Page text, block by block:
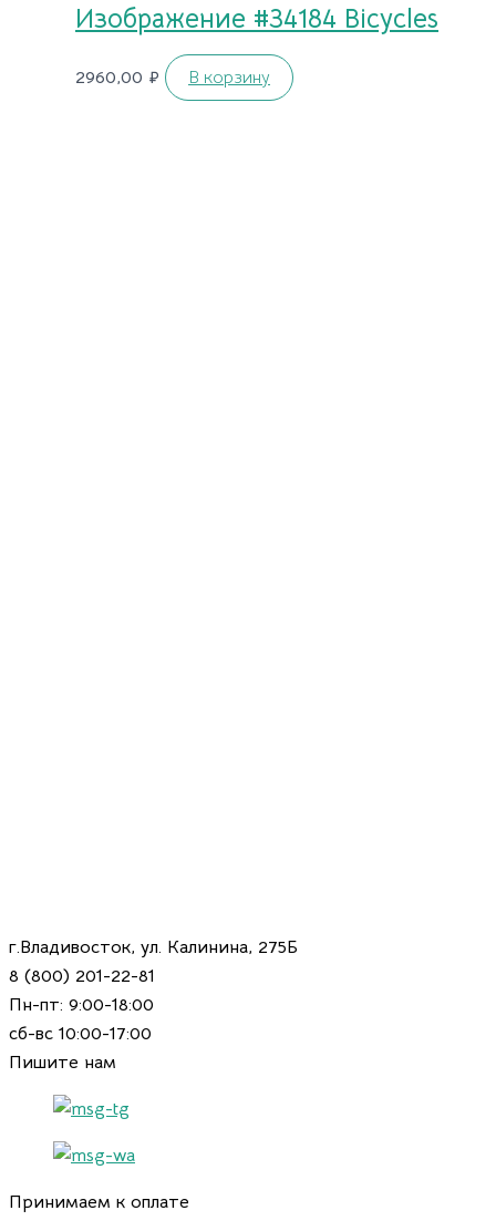
Изображение #34184 Bicycles
2960,00 ₽ В корзину
г.Владивосток, ул. Калинина, 275Б
8 (800) 201-22-81
Пн-пт: 9:00-18:00
сб-вс 10:00-17:00
Пишите нам
Принимаем к оплате